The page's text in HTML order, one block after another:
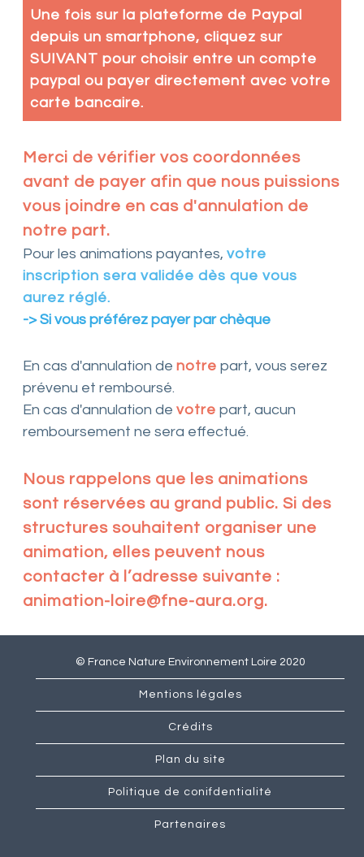
Une fois sur la plateforme de Paypal
depuis un smartphone, cliquez sur
SUIVANT pour choisir entre un compte
paypal ou payer directement avec votre
carte bancaire.
Merci de vérifier vos coordonnées
avant de payer afin que nous puissions
vous joindre en cas d'annulation de
notre part.
Pour les animations payantes,votre
inscription sera validée dès que vous
aurez réglé.
-> Si vous préférez payer par chèque
En cas d'annulation denotre part, vous serez
prévenu et remboursé.
En cas d'annulation devotre part, aucun
remboursement ne sera effectué.
Nous rappelons que les animations
sont réservées au grand public. Si des
structures souhaitent organiser une
animation, elles peuvent nous
contacter à l’adresse suivante :
animation-loire@fne-aura.org.
© France Nature Environnement Loire 2020
Mentions légales
Crédits
Plan du site
Politique de conifdentialité
Partenaires